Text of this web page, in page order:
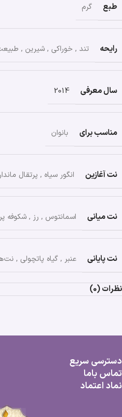
طبع گرم
رایحه تند , خوراکی , شیرین ,
سال معرفی 2014
مناسب برای بانوان
نت آغازین انگور سیاه , پرتقال
نت میانی اسمانتوس , رز , شکوفه
نت پایانی عنبر , گیاه پاتچولی ,
نظرات (0)
دسترسی سریع
تماس باما
نماد اعتماد